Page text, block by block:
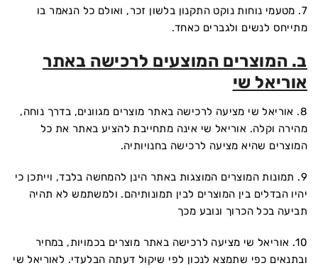
7. מטעמי נוחות נוקט התקנון בלשון זכר, ואולם כל הנאמר בו
מתייחס לנשים ולגברים כאחד.
ב. המוצרים המוצעים לרכישה באתר
אוריאל שי
8. אוריאל שי מציעה לרכישה באתר מוצרים מגוונים, בדרך נוחה,
מהירה וקלה. אוריאל שי אינה מתחייבת להציע באתר את כל
המוצרים שהיא מציעה לרכישה בחנויותיה.
9. תמונות המוצרים המוצגות באתר הינן להמחשה בלבד, וייתכן כי
יהיו הבדלים בין המוצרים לבין תמונותיהם. ולמשתמש לא תהיה
תביעה בכל הכרוך ונובע מכך
10. אוריאל שי מציעה לרכישה באתר מוצרים בכמויות, במחיר
ובתנאים כפי שתמצא לנכון לפי שיקול דעתה הבלעדי. לאוריאל שי